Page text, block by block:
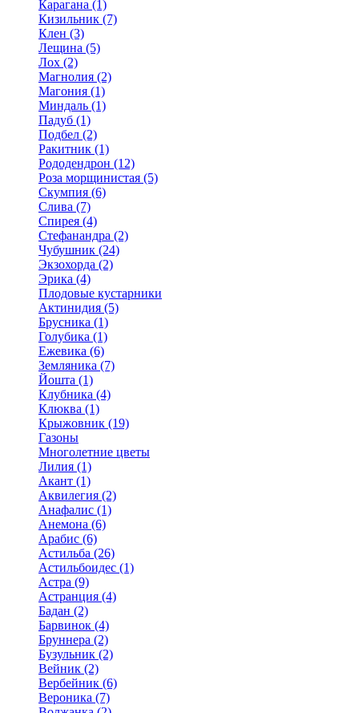
Карагана (1)
Кизильник (7)
Клен (3)
Лещина (5)
Лох (2)
Магнолия (2)
Магония (1)
Миндаль (1)
Падуб (1)
Подбел (2)
Ракитник (1)
Рододендрон (12)
Роза морщинистая (5)
Скумпия (6)
Слива (7)
Спирея (4)
Стефанандра (2)
Чубушник (24)
Экзохорда (2)
Эрика (4)
Плодовые кустарники
Актинидия (5)
Брусника (1)
Голубика (1)
Ежевика (6)
Земляника (7)
Йошта (1)
Клубника (4)
Клюква (1)
Крыжовник (19)
Газоны
Многолетние цветы
Лилия (1)
Акант (1)
Аквилегия (2)
Анафалис (1)
Анемона (6)
Арабис (6)
Астильба (26)
Астильбоидес (1)
Астра (9)
Астранция (4)
Бадан (2)
Барвинок (4)
Бруннера (2)
Бузульник (2)
Вейник (2)
Вербейник (6)
Вероника (7)